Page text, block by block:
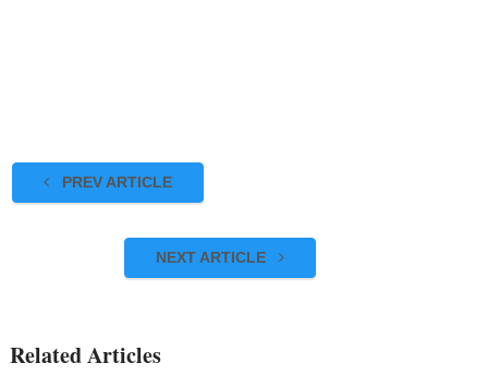
PREV ARTICLE
NEXT ARTICLE
Related Articles